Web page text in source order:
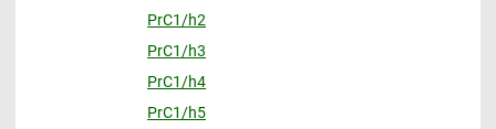
PrC1/h2
PrC1/h3
PrC1/h4
PrC1/h5